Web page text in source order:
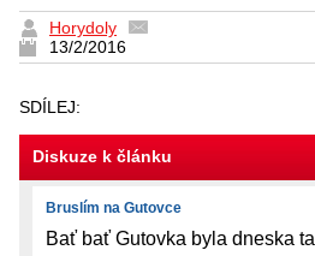
Horydoly
13/2/2016
SDÍLEJ:
Diskuze k článku
Bruslím na Gutovce
Bať bať Gutovka byla dneska